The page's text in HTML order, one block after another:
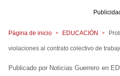
Página de inicio EDUCACIÓN
violaciones al contrato colectivo de
Noticias Guerrero en